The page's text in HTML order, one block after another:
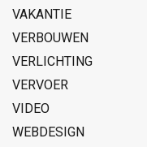
VAKANTIE
VERBOUWEN
VERLICHTING
VERVOER
VIDEO
WEBDESIGN